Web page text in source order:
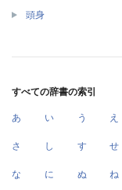
頭身
すべての辞書の索引
あ い う え
さ し す せ
な に ぬ ね